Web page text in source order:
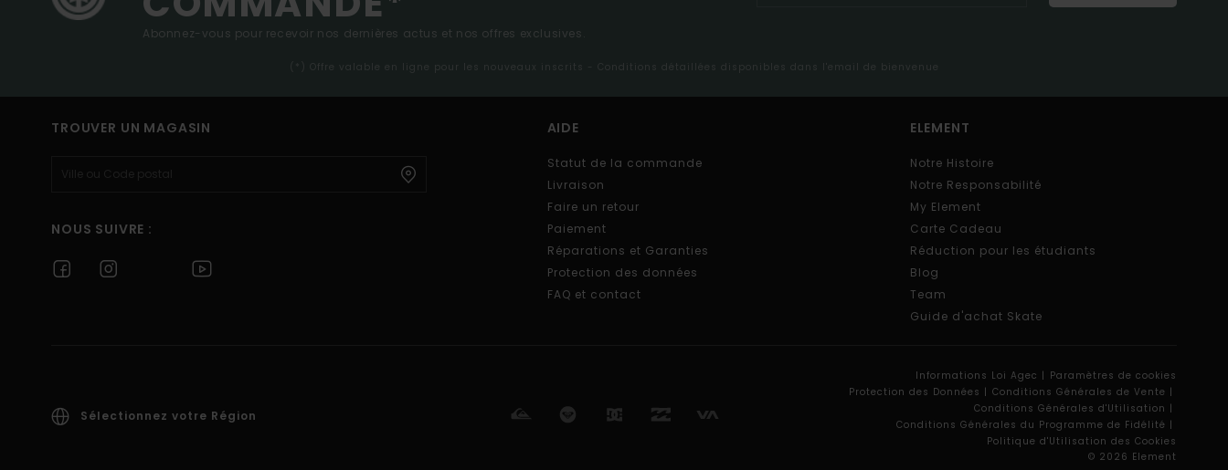
Abonnez-vous pour recevoir nos dernières actus et nos offres exclusives.
(*) Offre valable en ligne pour les nouveaux inscrits - Conditions détaillées disponibles dans l'email de bienvenue
TROUVER UN MAGASIN
NOUS SUIVRE :
AIDE
Statut de la commande
Livraison
Faire un retour
Paiement
Réparations et Garanties
Protection des données
FAQ et contact
ELEMENT
Notre Histoire
Notre Responsabilité
My Element
Carte Cadeau
Réduction pour les étudiants
Blog
Team
Guide d'achat Skate
Sélectionnez votre Région
Informations Loi Agec | Paramètres de cookies
Protection des Données | Conditions Générales de Vente |
Conditions Générales d'Utilisation |
Conditions Générales du Programme de Fidélité |
Politique d'Utilisation des Cookies
© 2026 Element